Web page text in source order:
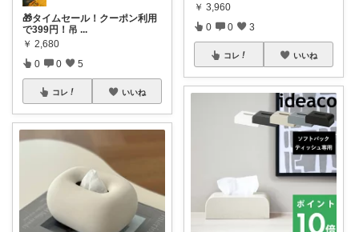
🎁タイムセール！クーポン利用
で399円！吊 ...
￥ 2,680
0 0 5
コレ いいね
￥ 3,960
0 0 3
コレ いいね